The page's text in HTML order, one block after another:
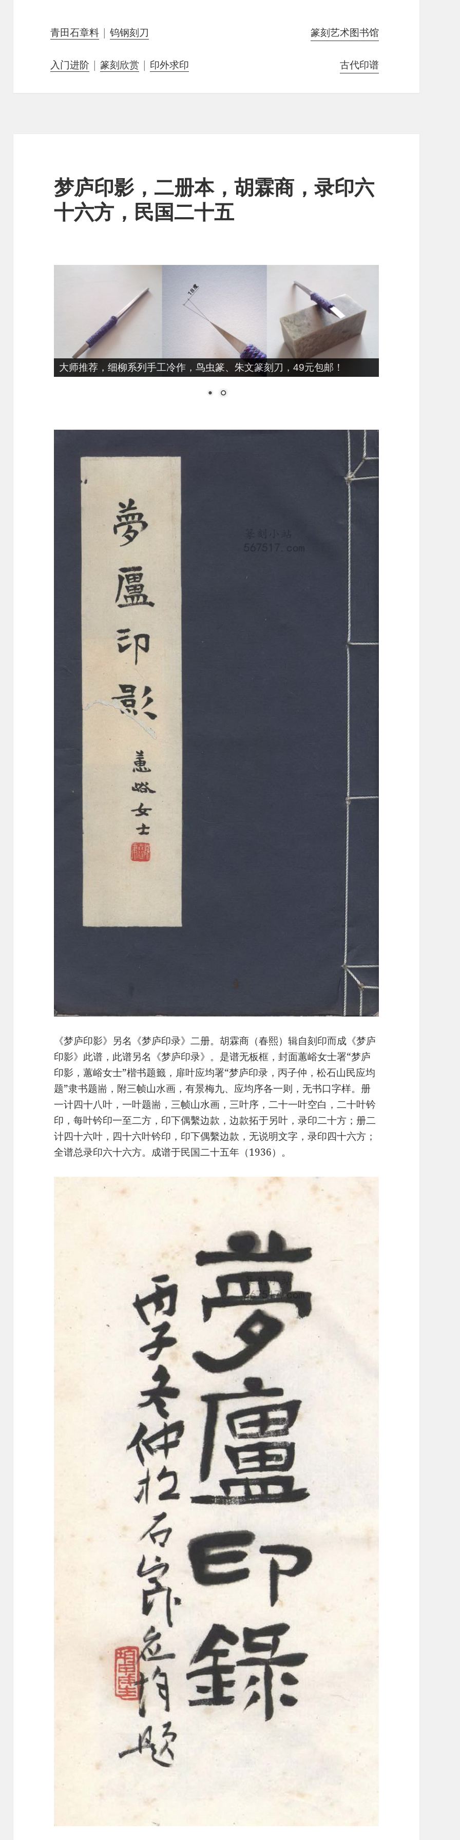
青田石章料 |钨钢刻刀 篆刻艺术图书馆
入门进阶 |篆刻欣赏 | 印外求印 古代印谱
梦庐印影，二册本，胡霖商，录印六
十六方，民国二十五
大师推荐，细柳系列手工冷作，鸟虫篆、朱文篆刻刀，49元包邮！
《梦庐印影》另名《梦庐印录》二册。胡霖商（春熙）辑自刻印而成《梦庐
印影》此谱，此谱另名《梦庐印录》。是谱无板框，封面蕙峪女士署“梦庐
印影，蕙峪女士”楷书题籤，扉叶应均署“梦庐印录，丙子仲，松石山民应均
题”隶书题耑，附三帧山水画，有景梅九、应均序各一则，无书口字样。册
一计四十八叶，一叶题耑，三帧山水画，三叶序，二十一叶空白，二十叶钤
印，每叶钤印一至二方，印下偶繫边款，边款拓于另叶，录印二十方；册二
计四十六叶，四十六叶钤印，印下偶繫边款，无说明文字，录印四十六方；
全谱总录印六十六方。成谱于民国二十五年（1936）。